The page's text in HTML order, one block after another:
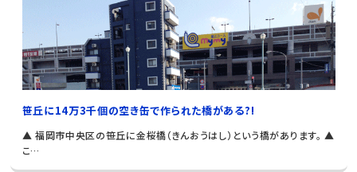
笹丘に14万3千個の空き缶で作られた橋がある?!
▲ 福岡市中央区の笹丘に金桜橋（きんおうはし）という橋があります。 ▲
こ…